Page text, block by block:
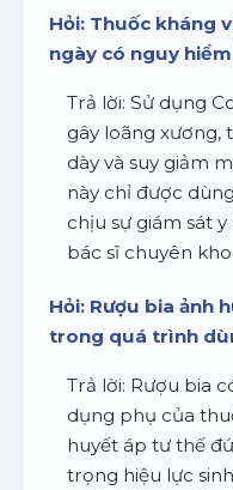
Hỏi: Thuốc kháng
ngày có nguy
Trả lời: Sử dụng
gây loãng xương,
dày và suy giảm
này chỉ được
chịu sự giám sát
bác sĩ chuyên
Hỏi: Rượu bia ảnh
trong quá trình
Trả lời: Rượu bia
dụng phụ của
huyết áp tư thế
trọng hiệu lực